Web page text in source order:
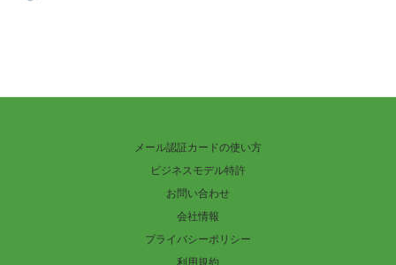
メール認証カードの使い方
ビジネスモデル特許
お問い合わせ
会社情報
プライバシーポリシー
利用規約